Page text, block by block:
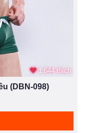
1.644 thích
(DBN-098)